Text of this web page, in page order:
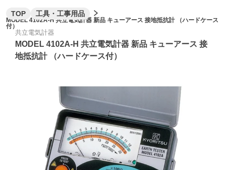
TOP 工具・工事用品
MODEL 4102A-H 共立電気計器 新品 キューアース 接地抵抗計 （ハードケース
付）
共立電気計器
MODEL 4102A-H 共立電気計器 新品 キューアース 接
地抵抗計 （ハードケース付）